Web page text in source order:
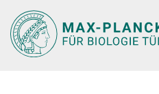
Hauptinhalt